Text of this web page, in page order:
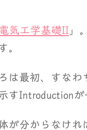
気工学基礎II 」
。
は最初、すなわ
すIntroductionが
分からなけれ